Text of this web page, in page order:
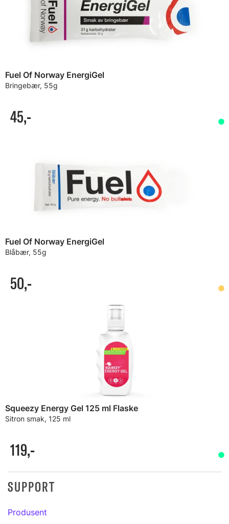
Fuel Of Norway EnergiGel
Bringebær, 55g
45,-
Fuel Of Norway EnergiGel
Blåbær, 55g
50,-
Squeezy Energy Gel 125 ml Flaske
Sitron smak, 125 ml
119,-
SUPPORT
Produsent